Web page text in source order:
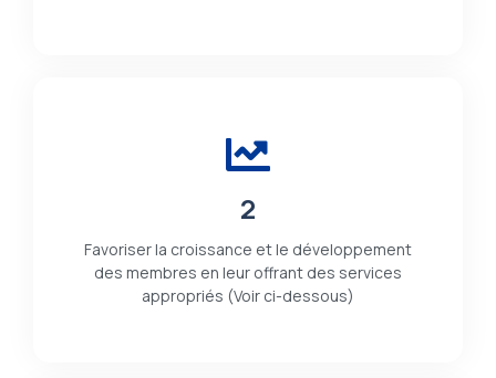
2
Favoriser la croissance et le développement
des membres en leur offrant des services
appropriés (Voir ci-dessous)